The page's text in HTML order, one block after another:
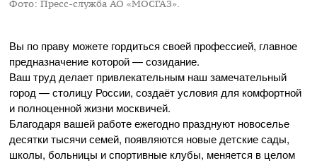
Фото: Пресс-служба АО «МОСГАЗ».
Вы по праву можете гордиться своей профессией, главное
предназначение которой — созидание.
Ваш труд делает привлекательным наш замечательный
город — столицу России, создаёт условия для комфортной
и полноценной жизни москвичей.
Благодаря вашей работе ежегодно празднуют новоселье
десятки тысячи семей, появляются новые детские сады,
школы, больницы и спортивные клубы, меняется в целом